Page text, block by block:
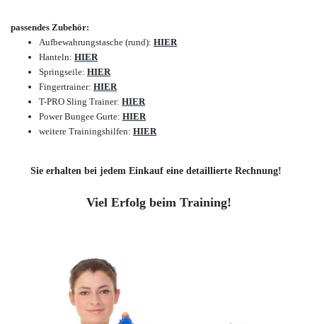
passendes Zubehör:
Aufbewahrungstasche (rund): HIER
Hanteln: HIER
Springseile: HIER
Fingertrainer: HIER
T-PRO Sling Trainer: HIER
Power Bungee Gurte: HIER
weitere Trainingshilfen: HIER
Sie erhalten bei jedem Einkauf eine detaillierte Rechnung!
Viel Erfolg beim Training!